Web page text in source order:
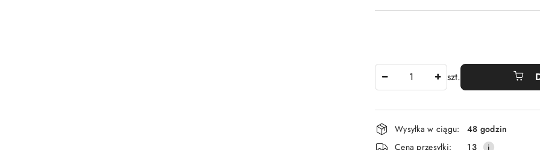
szt.
Dostępność
i
Wysyłka w ciągu:
48 godzin
Cena przesyłki:
13